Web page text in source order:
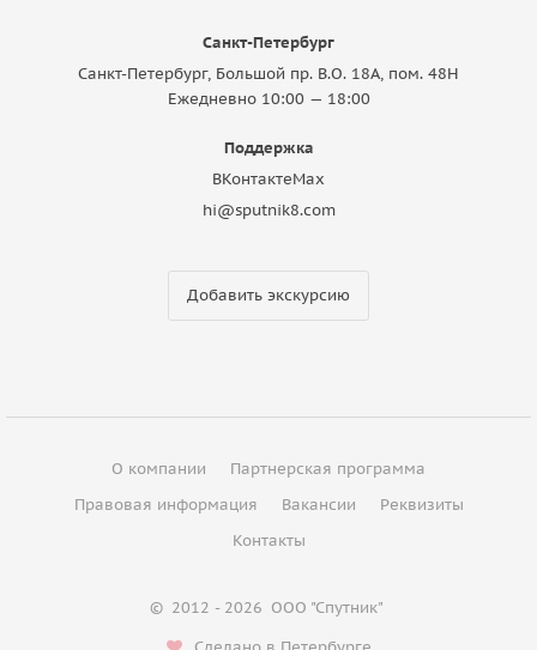
Санкт-Петербург
Санкт-Петербург, Большой пр. В.О. 18A, пом. 48Н
Ежедневно 10:00 — 18:00
Поддержка
ВКонтактеMax
hi@sputnik8.com
Добавить экскурсию
О компании
Партнерская программа
Правовая информация
Вакансии
Реквизиты
Контакты
© 2012 - 2026 ООО "Спутник"